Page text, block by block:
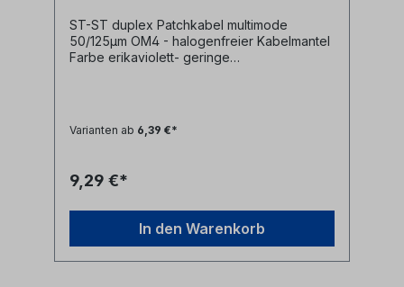
ST-ST duplex Patchkabel multimode
50/125µm OM4 - halogenfreier Kabelmantel
Farbe erikaviolett- geringe
Varianten ab 6,39 €*
9,29 €*
In den Warenkorb